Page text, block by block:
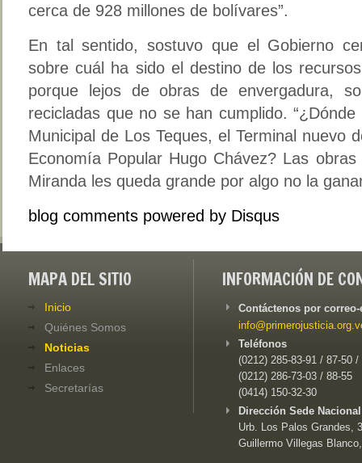
cerca de 928 millones de bolívares”.
En tal sentido, sostuvo que el Gobierno
sobre cuál ha sido el destino de los
porque lejos de obras de envergadura,
recicladas que no se han cumplido.
Municipal de Los Teques, el Terminal nuevo
Economía Popular Hugo Chávez? Las
Miranda les queda grande por algo no la
blog comments powered by Disqus
MAPA DEL SITIO
Inicio
Quiénes Somos
Noticias
Enlaces
Secretarías
INFORMACIÓN DE
Contáctenos por
Teléfonos
(0212) 285-83-91 / 87-50 /
(0212) 286-73-03 / 88-55
(0414) 150-32-30
Dirección Sede
Urb. Los Palos Grandes,
Guillermo Villegas